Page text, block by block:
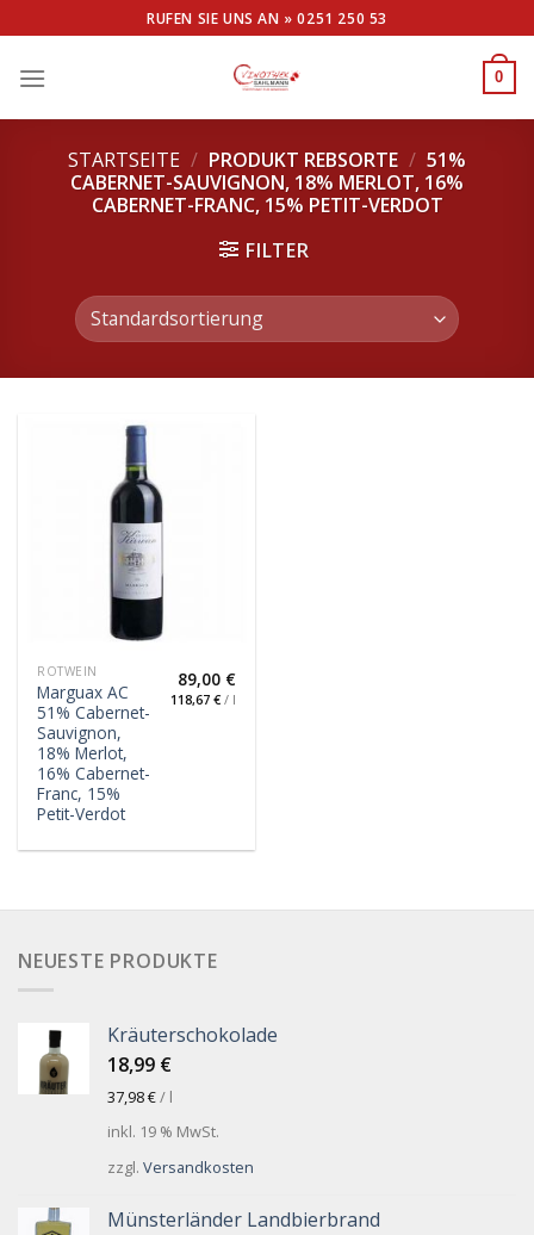
to
content
RUFEN SIE UNS AN »0251 250 53
0
STARTSEITE / PRODUKT REBSORTE / 51%
CABERNET-SAUVIGNON, 18% MERLOT, 16%
CABERNET-FRANC, 15% PETIT-VERDOT
FILTER
ROTWEIN
Marguax AC
51% Cabernet-
Sauvignon,
18% Merlot,
16% Cabernet-
Franc, 15%
Petit-Verdot
89,00 €
118,67 €/ l
NEUESTE PRODUKTE
Kräuterschokolade
18,99 €
37,98€/ l
inkl. 19 % MwSt.
zzgl. Versandkosten
Münsterländer Landbierbrand